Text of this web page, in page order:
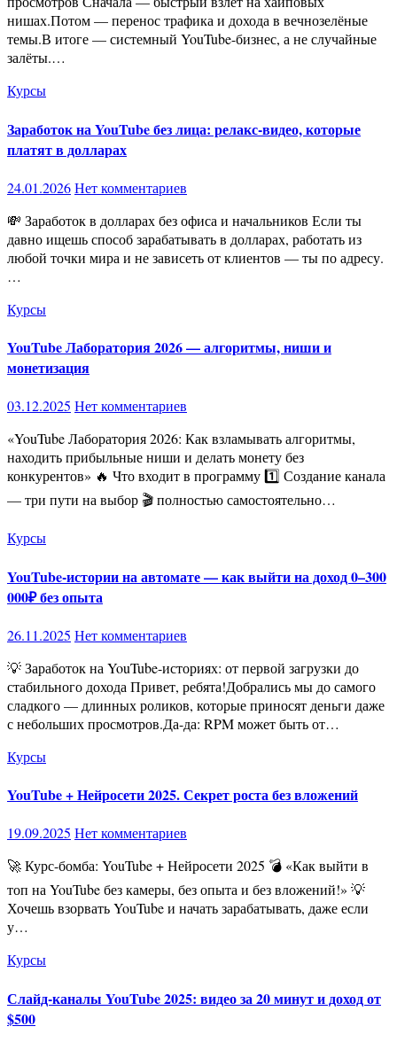
нишах.Потом — перенос трафика и дохода в вечнозелёные
темы.В итоге — системный YouTube-бизнес, а не случайные
залёты.…
Курсы
Заработок на YouTube без лица: релакс-видео, которые
платят в долларах
24.01.2026Нет комментариев
💸 Заработок в долларах без офиса и начальников Если ты
давно ищешь способ зарабатывать в долларах, работать из
любой точки мира и не зависеть от клиентов — ты по адресу.
…
Курсы
YouTube Лаборатория 2026 — алгоритмы, ниши и
монетизация
03.12.2025 Нет комментариев
«YouTube Лаборатория 2026: Как взламывать алгоритмы,
находить прибыльные ниши и делать монету без
конкурентов» 🔥 Что входит в программу 1️⃣ Создание канала
— три пути на выбор 🎬 полностью самостоятельно…
Курсы
YouTube-истории на автомате — как выйти на доход 0–300
000₽ без опыта
26.11.2025 Нет комментариев
💡 Заработок на YouTube-историях: от первой загрузки до
стабильного дохода Привет, ребята!Добрались мы до самого
сладкого — длинных роликов, которые приносят деньги даже
с небольших просмотров.Да-да: RPM может быть от…
Курсы
YouTube + Нейросети 2025. Секрет роста без вложений
19.09.2025 Нет комментариев
🚀 Курс-бомба: YouTube + Нейросети 2025 💣 «Как выйти в
топ на YouTube без камеры, без опыта и без вложений!» 💡
Хочешь взорвать YouTube и начать зарабатывать, даже если
у…
Курсы
Слайд-каналы YouTube 2025: видео за 20 минут и доход от
$500